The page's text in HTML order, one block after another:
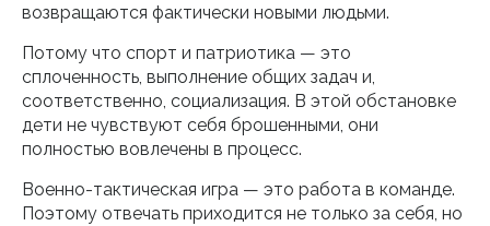
возвращаются фактически новыми людьми.
Потому что спорт и патриотика — это
сплоченность, выполнение общих задач и,
соответственно, социализация. В этой обстановке
дети не чувствуют себя брошенными, они
полностью вовлечены в процесс.
Военно-тактическая игра — это работа в команде.
Поэтому отвечать приходится не только за себя, но